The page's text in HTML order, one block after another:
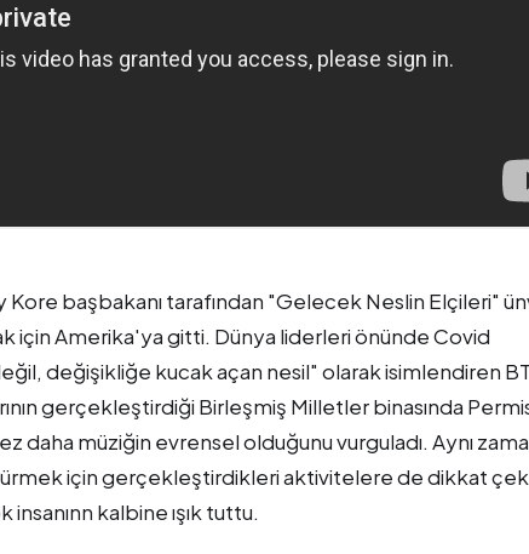
başbakanı tarafından "Gelecek Neslin Elçileri"
için Amerika'ya gitti. Dünya liderleri önünde Covid
değişikliğe kucak açan nesil" olarak isimlendiren
gerçekleştirdiği Birleşmiş Milletler binasında
daha müziğin evrensel olduğunu vurguladı. Aynı
için gerçekleştirdikleri aktivitelere de dikkat
kalbine ışık tuttu.